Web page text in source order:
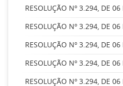
RESOLUÇÃO Nº 3.294, DE
RESOLUÇÃO Nº 3.294, DE
RESOLUÇÃO Nº 3.294, DE
RESOLUÇÃO Nº 3.294, DE
RESOLUÇÃO Nº 3.294, DE